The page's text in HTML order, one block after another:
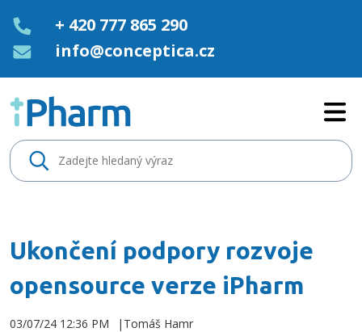
+ 420 777 865 290
info@conceptica.cz
Ukončení podpory rozvoje
opensource verze iPharm
03/07/24 12:36 PM Tomáš Hamr